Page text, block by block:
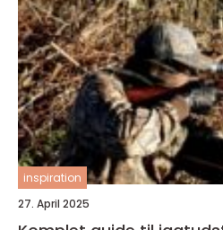
inspiration
27. April 2025